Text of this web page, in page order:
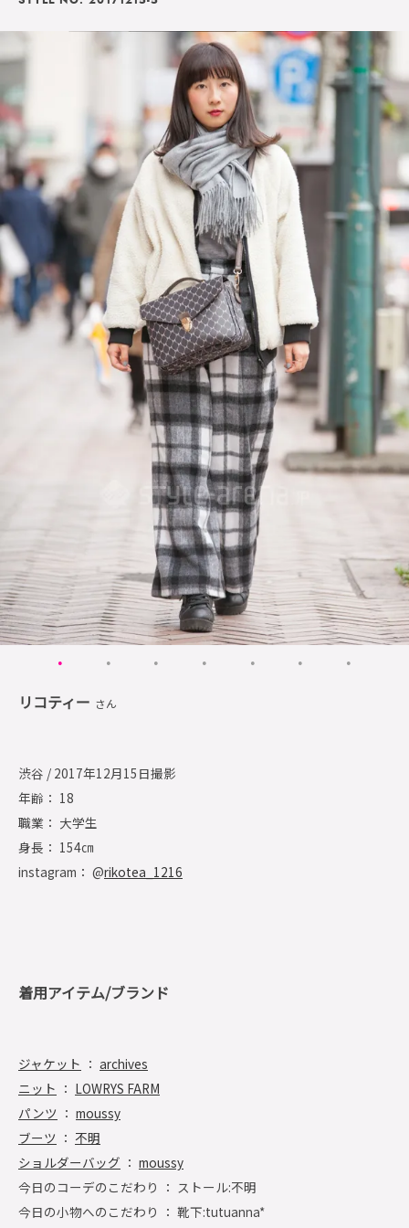
リコティー さん
渋谷 / 2017年12月15日撮影
年齢： 18
職業： 大学生
身長： 154㎝
instagram： @rikotea_1216
着用アイテム/ブランド
ジャケット ： archives
ニット ： LOWRYS FARM
パンツ ： moussy
ブーツ ： 不明
ショルダーバッグ ： moussy
今日のコーデのこだわり ： ストール:不明
今日の小物へのこだわり ： 靴下:tutuanna*